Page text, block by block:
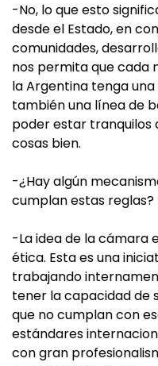
-No, lo que esto
desde el Estado, en
comunidades,
nos permita que cada
la Argentina tenga
también una línea de
poder estar tranquilos
cosas bien.
-¿Hay algún
cumplan estas reglas?
-La idea de la cámara
ética. Esta es una
trabajando
tener la capacidad de
que no cumplan con
estándares
con gran